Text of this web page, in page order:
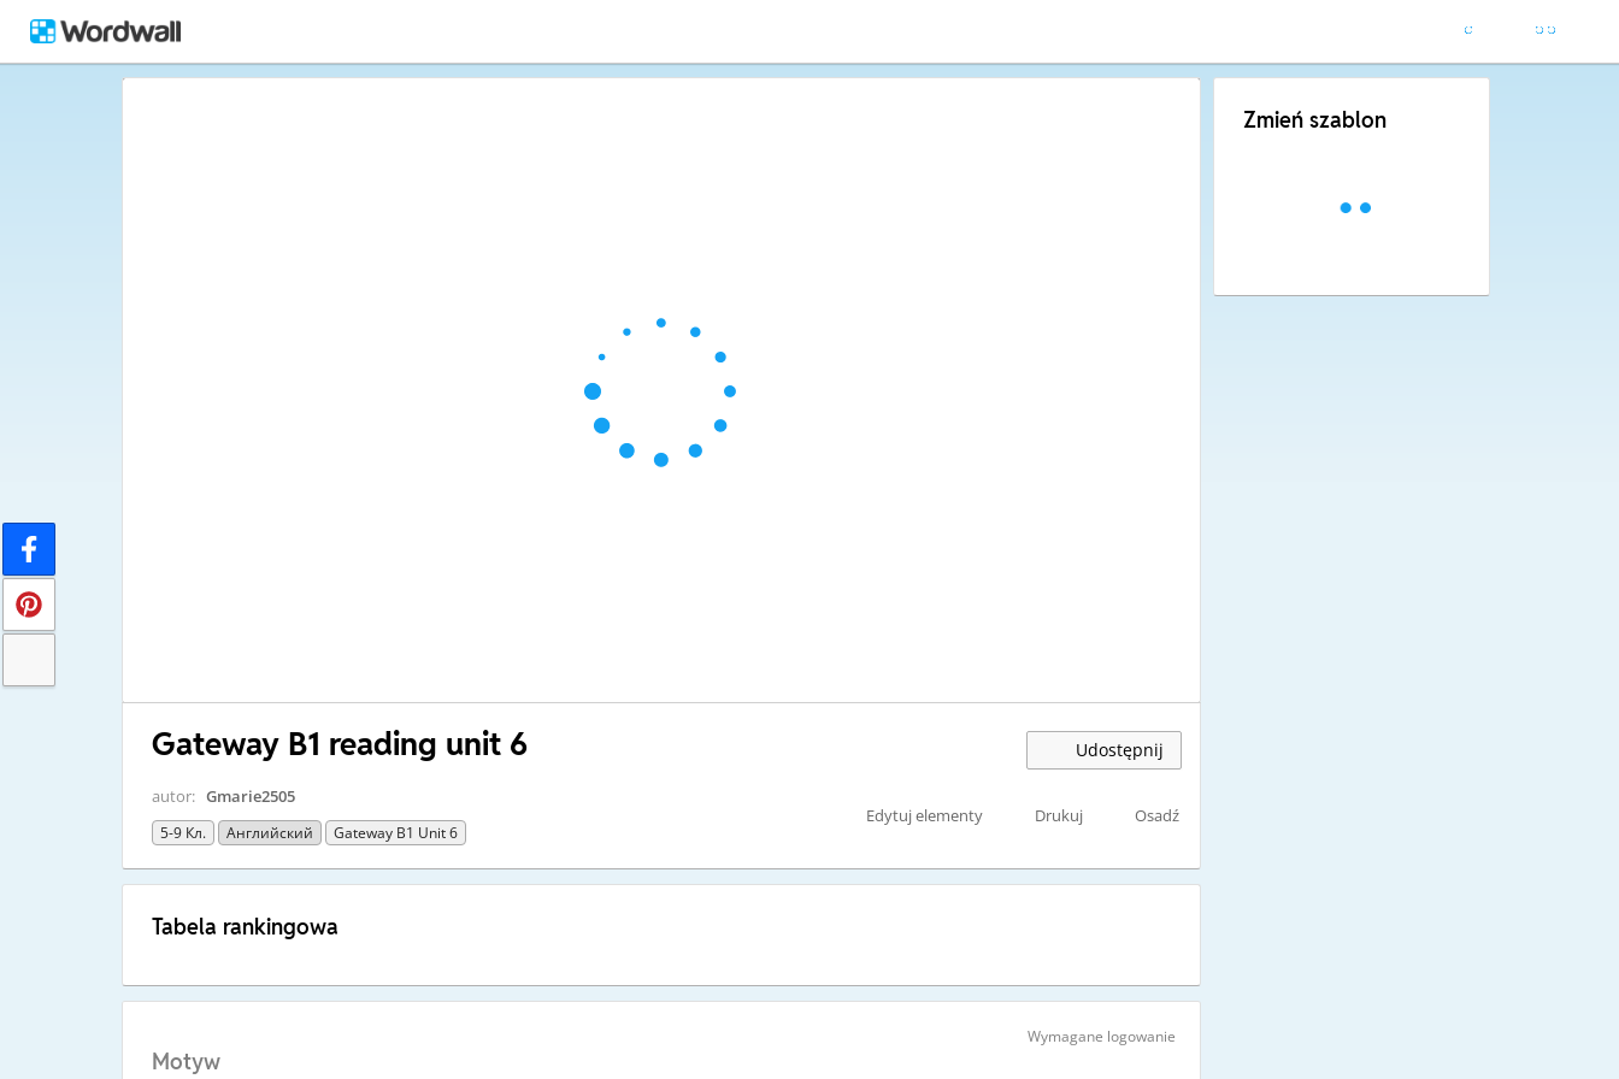
Gateway B1 reading unit 6 Udostępnij
autor: Gmarie2505
5-9 Кл. Английский Gateway B1 Unit 6
Edytuj elementy Drukuj Osadź
Tabela rankingowa
Wymagane logowanie
Motyw
Zmień szablon